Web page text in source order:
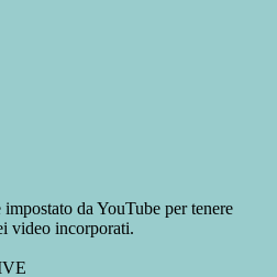
da YouTube per tenere
video incorporati.